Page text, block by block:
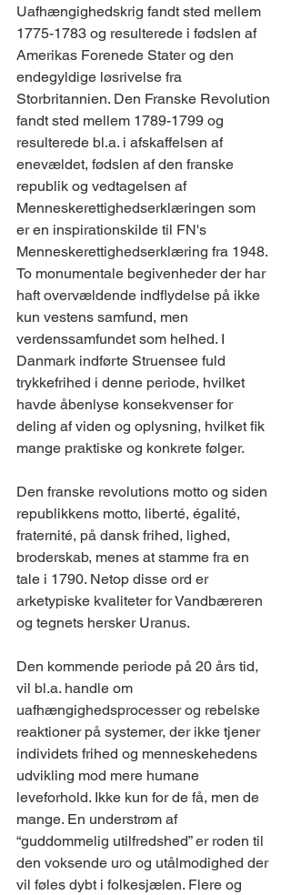
Uafhængighedskrig fandt sted mellem
1775-1783 og resulterede i fødslen af
Amerikas Forenede Stater og den
endegyldige løsrivelse fra
Storbritannien. Den Franske Revolution
fandt sted mellem 1789-1799 og
resulterede bl.a. i afskaffelsen af
enevældet, fødslen af den franske
republik og vedtagelsen af
Menneskerettighedserklæringen som
er en inspirationskilde til FN's
Menneskerettighedserklæring fra 1948.
To monumentale begivenheder der har
haft overvældende indflydelse på ikke
kun vestens samfund, men
verdenssamfundet som helhed. I
Danmark indførte Struensee fuld
trykkefrihed i denne periode, hvilket
havde åbenlyse konsekvenser for
deling af viden og oplysning, hvilket fik
mange praktiske og konkrete følger.
Den franske revolutions motto og siden
republikkens motto, liberté, égalité,
fraternité, på dansk frihed, lighed,
broderskab, menes at stamme fra en
tale i 1790. Netop disse ord er
arketypiske kvaliteter for Vandbæreren
og tegnets hersker Uranus.
Den kommende periode på 20 års tid,
vil bl.a. handle om
uafhængighedsprocesser og rebelske
reaktioner på systemer, der ikke tjener
individets frihed og menneskehedens
udvikling mod mere humane
leveforhold. Ikke kun for de få, men de
mange. En understrøm af
“guddommelig utilfredshed” er roden til
den voksende uro og utålmodighed der
vil føles dybt i folkesjælen. Flere og